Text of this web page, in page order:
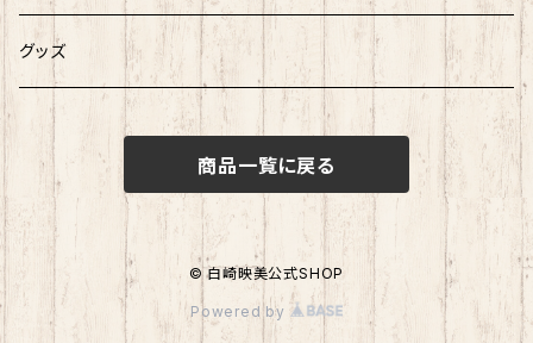
グッズ
商品一覧に戻る
© 白崎映美公式SHOP
Powered by